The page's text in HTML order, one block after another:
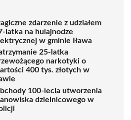
zdarzenie z udziałem
latka na hulajnodze
w gminie Iława
25-latka
narkotyki o
400 tys. złotych w
100-lecia utworzenia
dzielnicowego w